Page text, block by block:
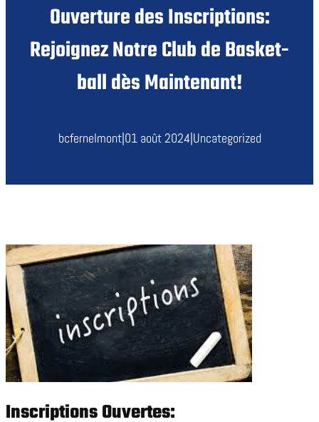
Ouverture des Inscriptions:
Rejoignez Notre Club de Basket-
ball dès Maintenant!
bcfernelmont|01 août 2024|Uncategorized
Inscriptions Ouvertes: